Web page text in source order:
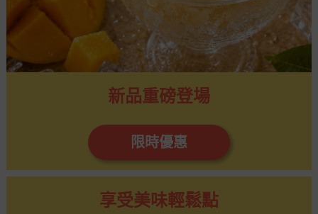
新品重磅登場
限時優惠
享受美味輕鬆點